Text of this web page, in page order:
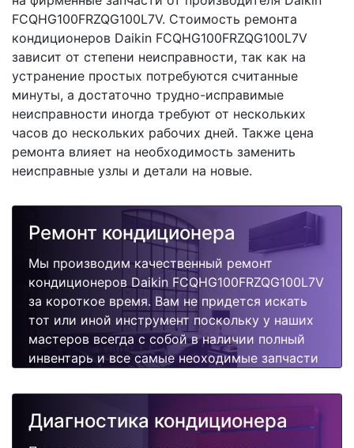
FCQHG100FRZQG100L7V. Стоимость ремонта
кондиционеров Daikin FCQHG100FRZQG100L7V
зависит от степени неисправности, так как на
устранение простых потребуются считанные
минуты, а достаточно трудно-исправимые
неисправности иногда требуют от нескольких
часов до нескольких рабочих дней. Также цена
ремонта влияет на необходимость заменить
неисправные узлы и детали на новые.
Ремонт кондиционера
Мы производим качественный ремонт
кондиционеров Daikin FCQHG100FRZQG100L7V
за короткое время. Вам не придется искать
тот или иной инструмент поскольку у наших
мастеров всегда с собой в наличии полный
инвентарь и все самые неоходимые запчасти
быстро, качественно и недорого.
Диагностика кондиционера